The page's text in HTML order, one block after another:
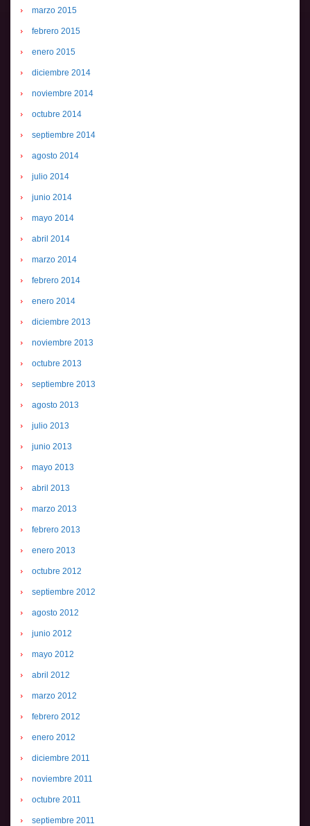
marzo 2015
febrero 2015
enero 2015
diciembre 2014
noviembre 2014
octubre 2014
septiembre 2014
agosto 2014
julio 2014
junio 2014
mayo 2014
abril 2014
marzo 2014
febrero 2014
enero 2014
diciembre 2013
noviembre 2013
octubre 2013
septiembre 2013
agosto 2013
julio 2013
junio 2013
mayo 2013
abril 2013
marzo 2013
febrero 2013
enero 2013
octubre 2012
septiembre 2012
agosto 2012
junio 2012
mayo 2012
abril 2012
marzo 2012
febrero 2012
enero 2012
diciembre 2011
noviembre 2011
octubre 2011
septiembre 2011